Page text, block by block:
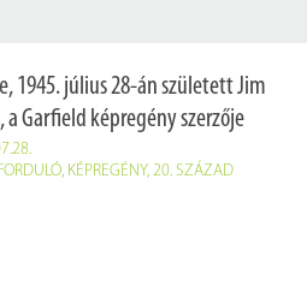
1945. július 28-án született Jim
a Garfield képregény szerzője
, KÉPREGÉNY, 20. SZÁZAD